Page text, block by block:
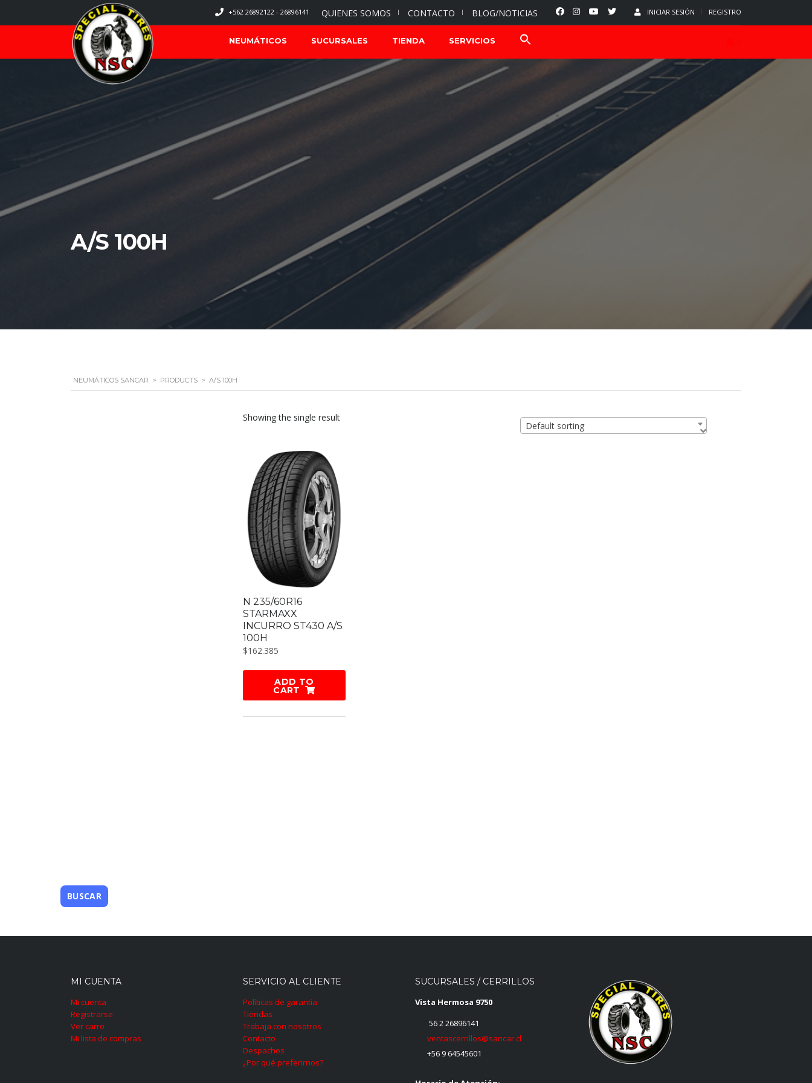
INICIAR SESIÓN REGISTRO
QUIENES SOMOS CONTACTO BLOG/NOTICIAS
+562 26892122 - 26896141
NEUMÁTICOS SUCURSALES TIENDA SERVICIOS
A/S 100H
NEUMÁTICOS SANCAR > PRODUCTS > A/S 100H
Showing the single result
Default sorting
N 235/60R16
STARMAXX
INCURRO ST430 A/S
100H
$162.385
ADD TO
CART
MI CUENTA
Mi cuenta
Registrarse
Ver carro
Mi lista de compras
SERVICIO AL CLIENTE
Políticas de garantía
Tiendas
Trabaja con nosotros
Contacto
Despachos
¿Por qué preferirnos?
SUCURSALES / CERRILLOS
Vista Hermosa 9750
56 2 26896141
ventascerrillos@sancar.cl
+56 9 64545601